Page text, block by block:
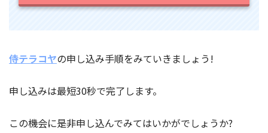
侍テラコヤの申し込み手順をみていきましょう!
申し込みは最短30秒で完了します。
この機会に是非申し込んでみてはいかがでしょうか?